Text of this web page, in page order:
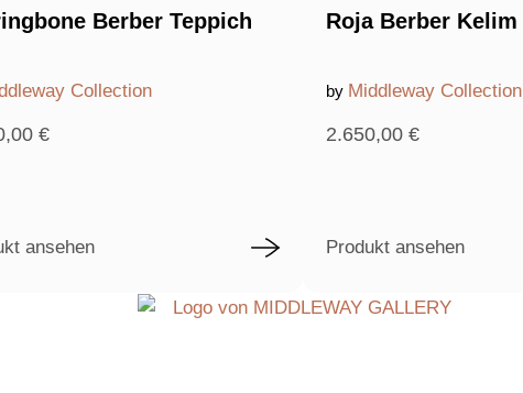
Berber Teppich
Collection
€
ansehen
Roja Berber Kelim
by Middleway Collection
2.650,00 €
Produkt ansehen